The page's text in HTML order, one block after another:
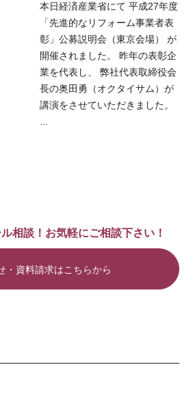
本日経済産業省にて 平成27年度
「先進的なリフォーム事業者表
彰」公募説明会（東京会場） が
開催されました。 昨年の表彰企
業を代表し、 弊社代表取締役会
長の奥田勇（オクタイサム）が
講演をさせていただきました。
相談！お気軽にご相談下さい！
・資料請求はこちらから